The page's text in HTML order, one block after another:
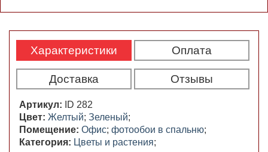
Характеристики Оплата
Доставка Отзывы
Артикул:
ID 282
Цвет: Желтый; Зеленый;
Помещение: Офис; фотообои в спальню;
Категория: Цветы и растения;